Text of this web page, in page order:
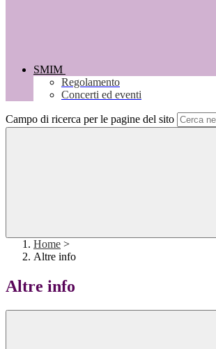
SMIM
Regolamento
Concerti ed eventi
Campo di ricerca per le pagine del sito
Home >
Altre info
Altre info